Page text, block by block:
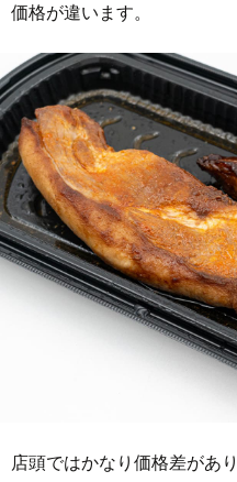
価格が違います。
店頭ではかなり価格差があ